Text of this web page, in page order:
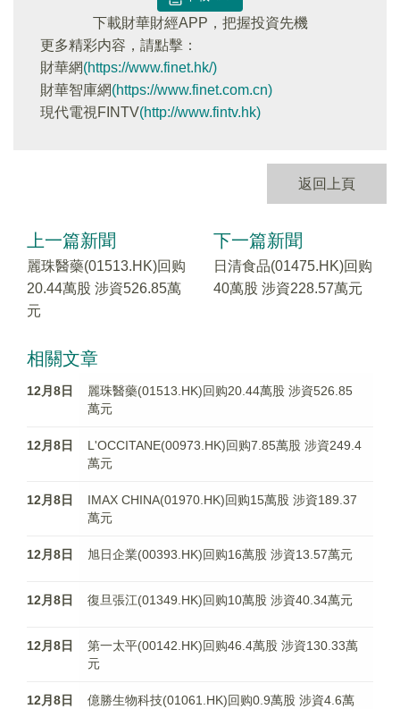
下載財華財經APP，把握投資先機
更多精彩内容，請點擊：
財華網(https://www.finet.hk/)
財華智庫網(https://www.finet.com.cn)
現代電視FINTV(http://www.fintv.hk)
返回上頁
上一篇新聞
麗珠醫藥(01513.HK)回购
20.44萬股 涉資526.85萬
元
下一篇新聞
日清食品(01475.HK)回购
40萬股 涉資228.57萬元
相關文章
12月8日
麗珠醫藥(01513.HK)回购20.44萬股 涉資526.85
萬元
12月8日
L'OCCITANE(00973.HK)回购7.85萬股 涉資249.4
萬元
12月8日
IMAX CHINA(01970.HK)回购15萬股 涉資189.37
萬元
12月8日 旭日企業(00393.HK)回购16萬股 涉資13.57萬元
12月8日 復旦張江(01349.HK)回购10萬股 涉資40.34萬元
12月8日
第一太平(00142.HK)回购46.4萬股 涉資130.33萬
元
12月8日
億勝生物科技(01061.HK)回购0.9萬股 涉資4.6萬